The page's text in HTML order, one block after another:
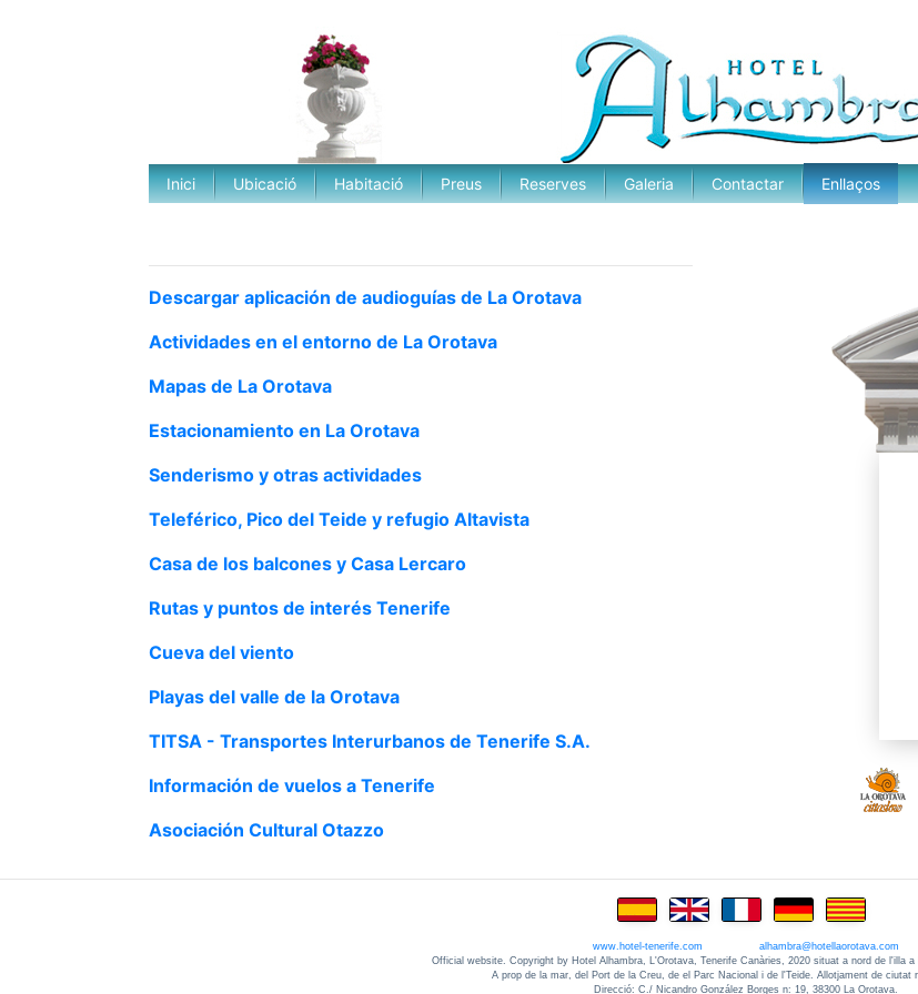
Inici Ubicació Habitació Preus Reserves Galeria Contactar Enllaços
Descargar aplicación de audioguías de La Orotava
Actividades en el entorno de La Orotava
Mapas de La Orotava
Estacionamiento en La Orotava
Senderismo y otras actividades
Teleférico, Pico del Teide y refugio Altavista
Casa de los balcones y Casa Lercaro
Rutas y puntos de interés Tenerife
Cueva del viento
Playas del valle de la Orotava
TITSA - Transportes Interurbanos de Tenerife S.A.
Información de vuelos a Tenerife
Asociación Cultural Otazzo
www.hotel-tenerife.com
alhambra@hotellaorotava.com
Official website. Copyright by Hotel Alhambra, L'Orotava, Tenerife Canàries, 2020 situat a nord de l'illa
A prop de la mar, del Port de la Creu, de el Parc Nacional i de l'Teide. Allotjament de ciutat
Direcció: C./ Nicandro González Borges n: 19, 38300 La Orotava.